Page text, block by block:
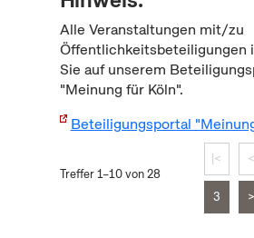
Alle Veranstaltungen mit/zu
Öffentlichkeitsbeteiligungen
Sie auf unserem
"Meinung für Köln".
Beteiligungsportal
Treffer 1–10 von 28
|< <
3 >